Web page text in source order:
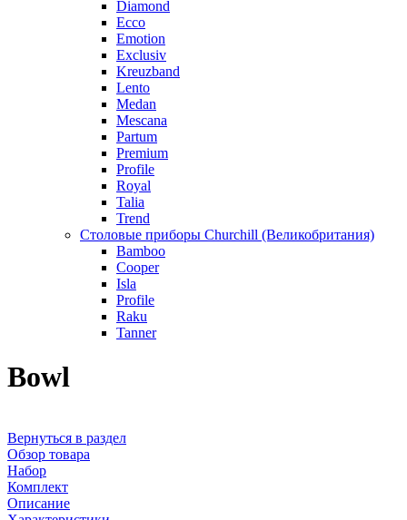
Diamond
Ecco
Emotion
Exclusiv
Kreuzband
Lento
Medan
Mescana
Partum
Premium
Profile
Royal
Talia
Trend
Столовые приборы Churchill (Великобритания)
Bamboo
Cooper
Isla
Profile
Raku
Tanner
Bowl
Вернуться в раздел
Обзор товара
Набор
Комплект
Описание